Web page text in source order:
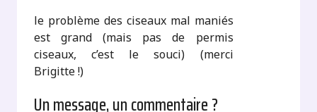
le problème des ciseaux mal maniés
est grand (mais pas de permis
ciseaux, c’est le souci) (merci
Brigitte !)
Un message, un commentaire ?